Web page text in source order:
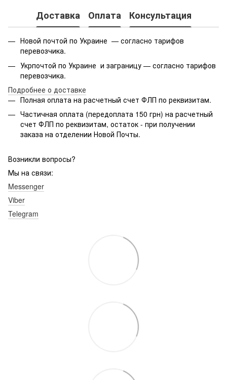
Доставка Оплата Консультация
Новой почтой по Украине — согласно тарифов
перевозчика.
Укрпочтой по Украине и заграницу — согласно тарифов
перевозчика.
Подробнее о доставке
Полная оплата на расчетный счет ФЛП по реквизитам.
Частичная оплата (передоплата 150 грн) на расчетный
счет ФЛП по реквизитам, остаток - при получении
заказа на отделении Новой Почты.
Возникли вопросы?
Мы на связи:
Messenger
Viber
Telegram